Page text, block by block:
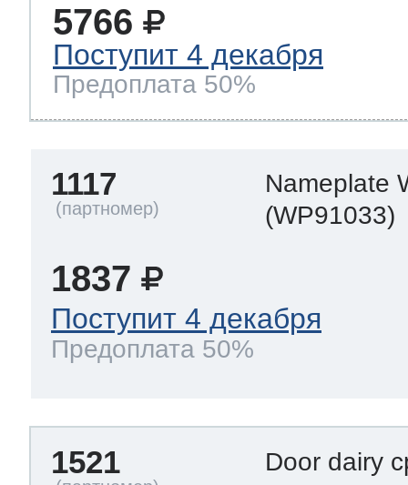
5766
Поступит 4 декабря
Предоплата 50%
1117
Nameplate
(WP91033)
1837
Поступит 4 декабря
Предоплата 50%
1521 Door dairy